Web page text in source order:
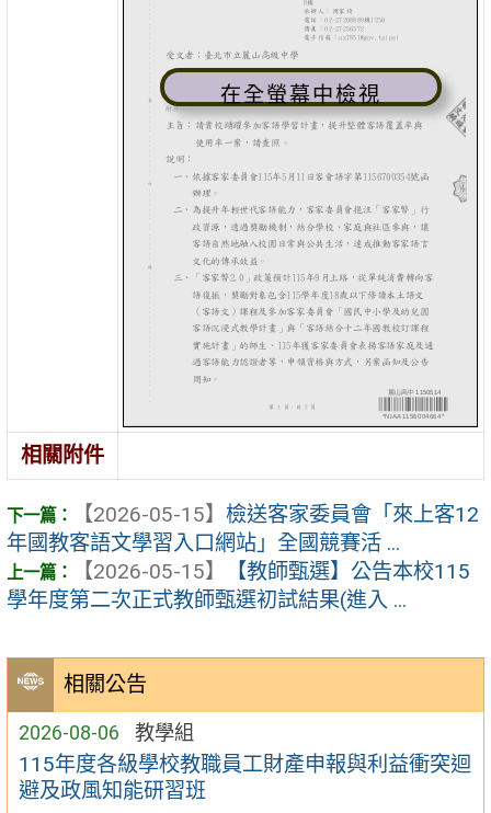
相關公告
2026-08-06 教學組
115年度各級學校教職員工財產申報與利益衝突迴
避及政風知能研習班
在全螢幕中檢視
相關附件
【2026-05-15】 檢送客家委員會「來上客12
年國教客語文學習入口網站」全國競賽活 ...
【2026-05-15】
【教師甄選】公告本校115
學年度第二次正式教師甄選初試結果(進入 ...